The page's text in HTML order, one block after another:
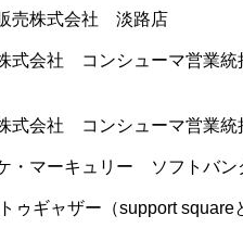
売株式会社 淡路店
式会社 コンシューマ営業
式会社 コンシューマ営業
・マーキュリー ソフトバ
ゥギャザー（support square